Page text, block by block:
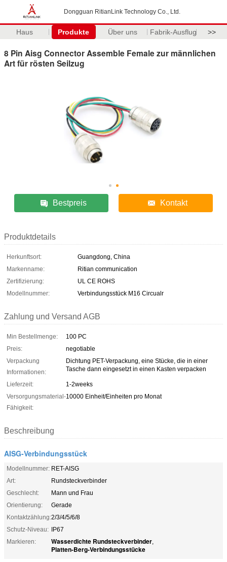
Dongguan RitianLink Technology Co., Ltd.
Haus Produkte Über uns Fabrik-Ausflug >>
8 Pin Aisg Connector Assemble Female zur männlichen
Art für rösten Seilzug
Bestpreis Kontakt
Produktdetails
Herkunftsort:
Guangdong, China
Markenname:
Ritian communication
Zertifizierung:
UL CE ROHS
Modellnummer:
Verbindungsstück M16 Circualr
Zahlung und Versand AGB
Min Bestellmenge:
100 PC
Preis:
negotiable
Verpackung
Informationen:
Dichtung PET-Verpackung, eine Stücke, die in einer
Tasche dann eingesetzt in einen Kasten verpacken
Lieferzeit:
1-2weeks
Versorgungsmaterial-
Fähigkeit:
10000 Einheit/Einheiten pro Monat
Beschreibung
AISG-Verbindungsstück
Modellnummer: RET-AISG
Art:
Rundsteckverbinder
Geschlecht:
Mann und Frau
Orientierung:
Gerade
Kontaktzählung:2/3/4/5/6/8
Schutz-Niveau: IP67
Markieren:
Wasserdichte Rundsteckverbinder,
Platten-Berg-Verbindungsstücke